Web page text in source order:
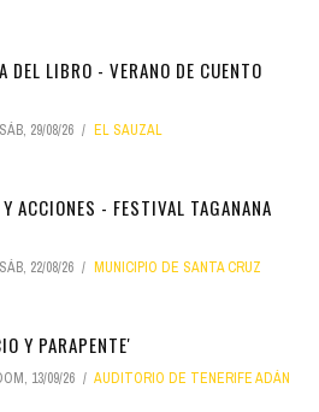
DEL LIBRO - VERANO DE CUENTO
SÁB, 29/08/26 EL SAUZAL
Y ACCIONES - FESTIVAL TAGANANA
SÁB, 22/08/26 MUNICIPIO DE SANTA CRUZ
Y PARAPENTE'
13/09/26
AUDITORIO DE TENERIFE ADÁN